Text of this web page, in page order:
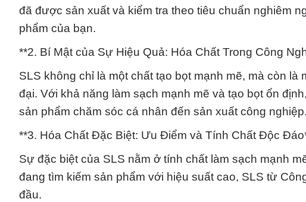
đã được sản xuất và kiểm tra theo tiêu chuẩn nghiêm
phẩm của bạn.
**2. Bí Mật của Sự Hiệu Quả: Hóa Chất Trong Công
SLS không chỉ là một chất tạo bọt mạnh mẽ, mà còn
đại. Với khả năng làm sạch mạnh mẽ và tạo bọt ổn
sản phẩm chăm sóc cá nhân đến sản xuất công nghiệp.
**3. Hóa Chất Đặc Biệt: Ưu Điểm và Tính Chất Độc
Sự đặc biệt của SLS nằm ở tính chất làm sạch mạnh
đang tìm kiếm sản phẩm với hiệu suất cao, SLS từ
đầu.